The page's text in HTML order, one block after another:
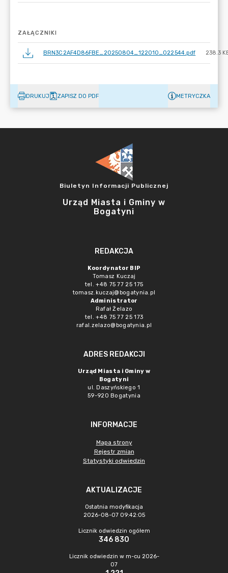
ZAŁĄCZNIKI
BRN3C2AF4D86FBE_20250804_122010_022544.pdf 238.3
DRUKUJ ZAPISZ DO PDF METRYCZKA
Biuletyn Informacji Publicznej
Urząd Miasta i Gminy w
Bogatyni
REDAKCJA
Koordynator BIP
Tomasz Kuczaj
tel. +48 75 77 25 175
tomasz.kuczaj@bogatynia.pl
Administrator
Rafał Żelazo
tel. +48 75 77 25 173
rafal.zelazo@bogatynia.pl
ADRES REDAKCJI
Urząd Miasta i Gminy w
Bogatyni
ul. Daszyńskiego 1
59-920 Bogatynia
INFORMACJE
Mapa strony
Rejestr zmian
Statystyki odwiedzin
AKTUALIZACJE
Ostatnia modyfikacja
2026-08-07 09:42:05
Licznik odwiedzin ogółem
346 830
Licznik odwiedzin w m-cu 2026-
07